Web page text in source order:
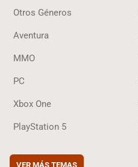
Otros Géneros
Aventura
MMO
PC
Xbox One
PlayStation 5
VER MÁS TEMAS